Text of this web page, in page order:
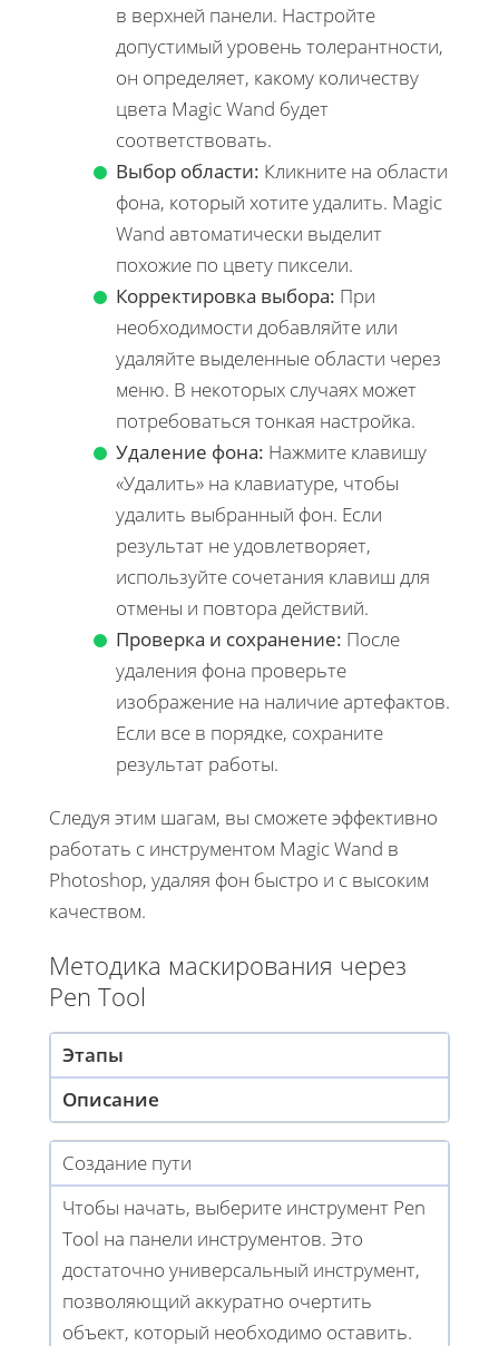
в верхней панели. Настройте
допустимый уровень толерантности,
он определяет, какому количеству
цвета Magic Wand будет
соответствовать.
Выбор области: Кликните на области
фона, который хотите удалить. Magic
Wand автоматически выделит
похожие по цвету пиксели.
Корректировка выбора: При
необходимости добавляйте или
удаляйте выделенные области через
меню. В некоторых случаях может
потребоваться тонкая настройка.
Удаление фона: Нажмите клавишу
«Удалить» на клавиатуре, чтобы
удалить выбранный фон. Если
результат не удовлетворяет,
используйте сочетания клавиш для
отмены и повтора действий.
Проверка и сохранение: После
удаления фона проверьте
изображение на наличие артефактов.
Если все в порядке, сохраните
результат работы.
Следуя этим шагам, вы сможете эффективно
работать с инструментом Magic Wand в
Photoshop, удаляя фон быстро и с высоким
качеством.
Методика маскирования через
Pen Tool
Этапы
Описание
Создание пути
Чтобы начать, выберите инструмент Pen
Tool на панели инструментов. Это
достаточно универсальный инструмент,
позволяющий аккуратно очертить
объект, который необходимо оставить.